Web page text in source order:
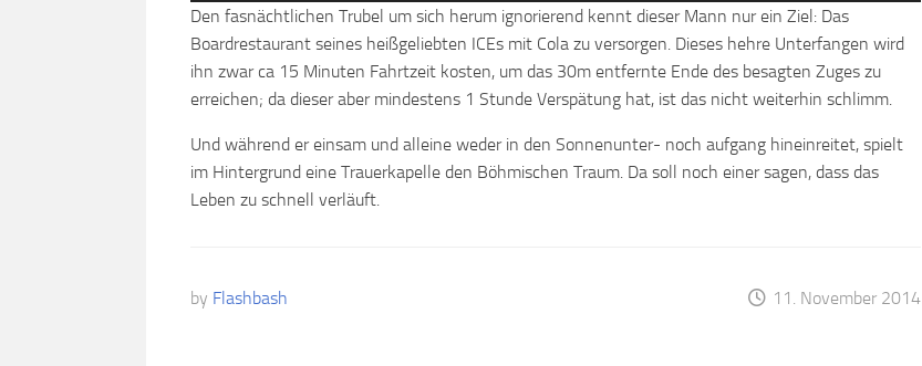
Den fasnächtlichen Trubel um sich herum ignorierend kennt dieser Mann nur ein Ziel: Das
Boardrestaurant seines heißgeliebten ICEs mit Cola zu versorgen. Dieses hehre Unterfangen wird
ihn zwar ca 15 Minuten Fahrtzeit kosten, um das 30m entfernte Ende des besagten Zuges zu
erreichen; da dieser aber mindestens 1 Stunde Verspätung hat, ist das nicht weiterhin schlimm.
Und während er einsam und alleine weder in den Sonnenunter- noch aufgang hineinreitet, spielt
im Hintergrund eine Trauerkapelle den Böhmischen Traum. Da soll noch einer sagen, dass das
Leben zu schnell verläuft.
by Flashbash 11. November 2014